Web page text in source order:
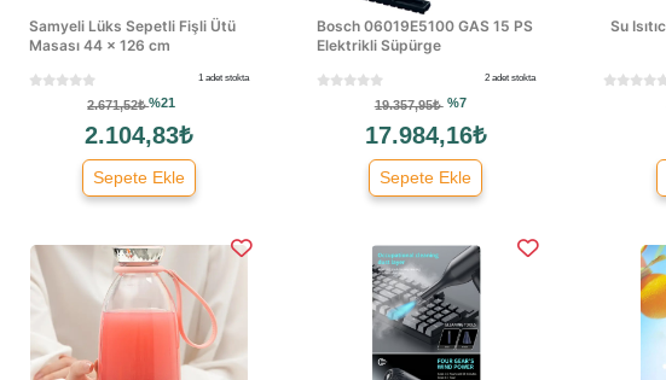
Samyeli Lüks Sepetli Fişli Ütü
Masası 44 × 126 cm
1 adet stokta
2.671,52₺%21
2.104,83₺
Sepete Ekle
Bosch 06019E5100 GAS 15 PS
Elektrikli Süpürge
2 adet stokta
19.357,95₺ %7
17.984,16₺
Sepete Ekle
Su